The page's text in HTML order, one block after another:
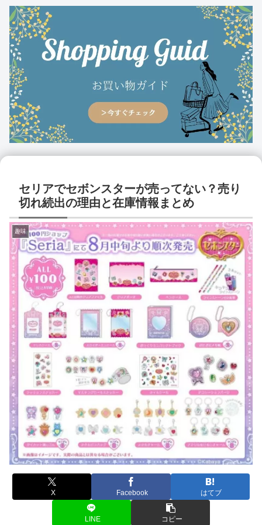
セリアでセボンスターが売ってない？売り
切れ続出の理由と在庫情報まとめ
趣味
X Facebook はてブ
LINE コピー